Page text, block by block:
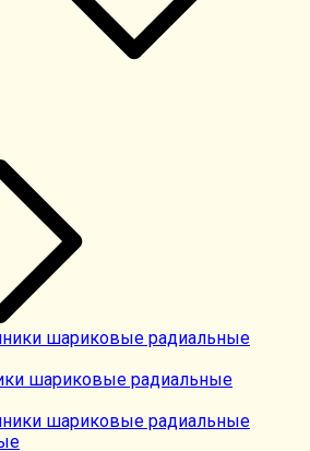
шариковые радиальные